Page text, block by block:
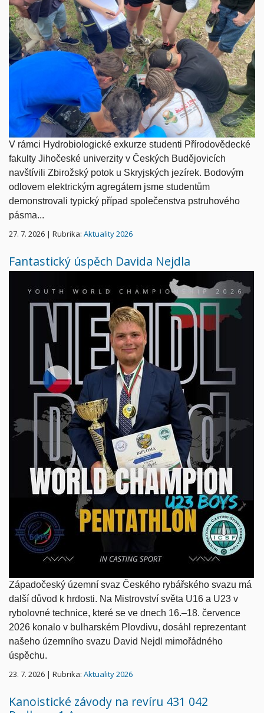
V rámci Hydrobiologické exkurze studenti Přírodovědecké
fakulty Jihočeské univerzity v Českých Budějovicích
navštívili Zbirožský potok u Skryjských jezírek. Bodovým
odlovem elektrickým agregátem jsme studentům
demonstrovali typický případ společenstva pstruhového
pásma...
27. 7. 2026 | Rubrika: Aktuality 2026
Fantastický úspěch Davida Nejdla
Západočeský územní svaz Českého rybářského svazu má
další důvod k hrdosti. Na Mistrovství světa U16 a U23 v
rybolovné technice, které se ve dnech 16.–18. července
2026 konalo v bulharském Plovdivu, dosáhl reprezentant
našeho územního svazu David Nejdl mimořádného
úspěchu.
23. 7. 2026 | Rubrika: Aktuality 2026
Kanoistické závody na revíru 431 042